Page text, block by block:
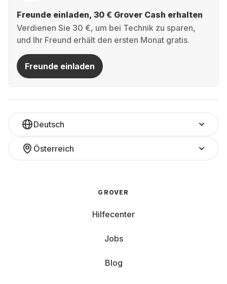
Freunde einladen, 30 € Grover Cash erhalten
Verdienen Sie 30 €, um bei Technik zu sparen,
und Ihr Freund erhält den ersten Monat gratis.
Freunde einladen
Deutsch
Österreich
GROVER
Hilfecenter
Jobs
Blog